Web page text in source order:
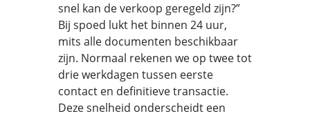
snel kan de verkoop geregeld zijn?”
Bij spoed lukt het binnen 24 uur,
mits alle documenten beschikbaar
zijn. Normaal rekenen we op twee tot
drie werkdagen tussen eerste
contact en definitieve transactie.
Deze snelheid onderscheidt een